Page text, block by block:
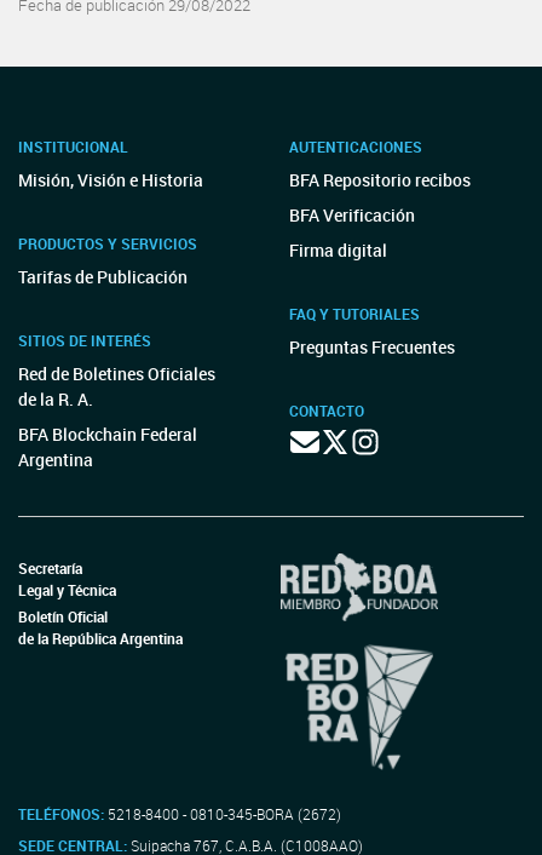
Fecha de publicación 29/08/2022
INSTITUCIONAL
Misión, Visión e Historia
PRODUCTOS Y SERVICIOS
Tarifas de Publicación
SITIOS DE INTERÉS
Red de Boletines Oficiales
de la R. A.
BFA Blockchain Federal
Argentina
AUTENTICACIONES
BFA Repositorio recibos
BFA Verificación
Firma digital
FAQ Y TUTORIALES
Preguntas Frecuentes
CONTACTO
Secretaría
Legal y Técnica
Boletín Oficial
de la República Argentina
TELÉFONOS: 5218-8400 - 0810-345-BORA (2672)
SEDE CENTRAL:Suipacha 767, C.A.B.A. (C1008AAO)